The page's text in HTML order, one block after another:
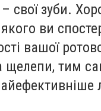
свої зуби.
ви
вашої
щелепи, тим